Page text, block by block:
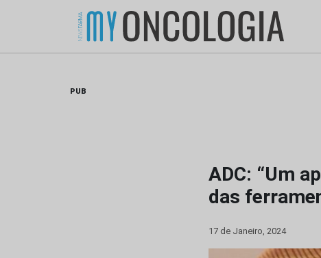
PUB
ADC: “Um
das
17 de Janeiro, 2024